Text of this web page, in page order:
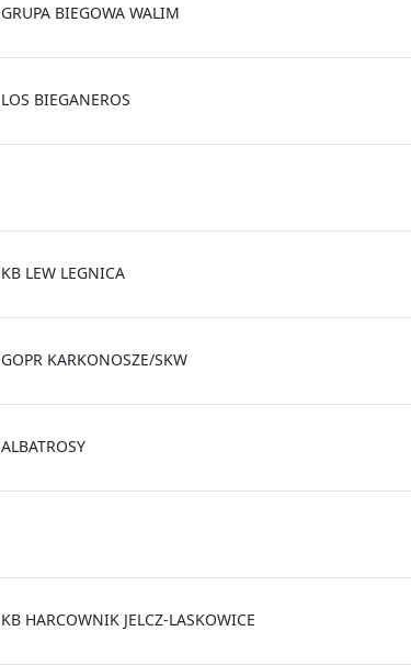
GRUPA BIEGOWA WALIM
LOS BIEGANEROS
KB LEW LEGNICA
GOPR KARKONOSZE/SKW
ALBATROSY
KB HARCOWNIK JELCZ-LASKOWICE